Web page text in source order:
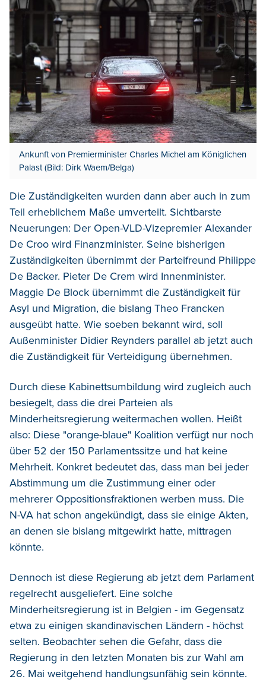
Ankunft von Premierminister Charles Michel am Königlichen
Palast (Bild: Dirk Waem/Belga)
Die Zuständigkeiten wurden dann aber auch in zum
Teil erheblichem Maße umverteilt. Sichtbarste
Neuerungen: Der Open-VLD-Vizepremier Alexander
De Croo wird Finanzminister. Seine bisherigen
Zuständigkeiten übernimmt der Parteifreund Philippe
De Backer. Pieter De Crem wird Innenminister.
Maggie De Block übernimmt die Zuständigkeit für
Asyl und Migration, die bislang Theo Francken
ausgeübt hatte. Wie soeben bekannt wird, soll
Außenminister Didier Reynders parallel ab jetzt auch
die Zuständigkeit für Verteidigung übernehmen.
Durch diese Kabinettsumbildung wird zugleich auch
besiegelt, dass die drei Parteien als
Minderheitsregierung weitermachen wollen. Heißt
also: Diese "orange-blaue" Koalition verfügt nur noch
über 52 der 150 Parlamentssitze und hat keine
Mehrheit. Konkret bedeutet das, dass man bei jeder
Abstimmung um die Zustimmung einer oder
mehrerer Oppositionsfraktionen werben muss. Die
N-VA hat schon angekündigt, dass sie einige Akten,
an denen sie bislang mitgewirkt hatte, mittragen
könnte.
Dennoch ist diese Regierung ab jetzt dem Parlament
regelrecht ausgeliefert. Eine solche
Minderheitsregierung ist in Belgien - im Gegensatz
etwa zu einigen skandinavischen Ländern - höchst
selten. Beobachter sehen die Gefahr, dass die
Regierung in den letzten Monaten bis zur Wahl am
26. Mai weitgehend handlungsunfähig sein könnte.